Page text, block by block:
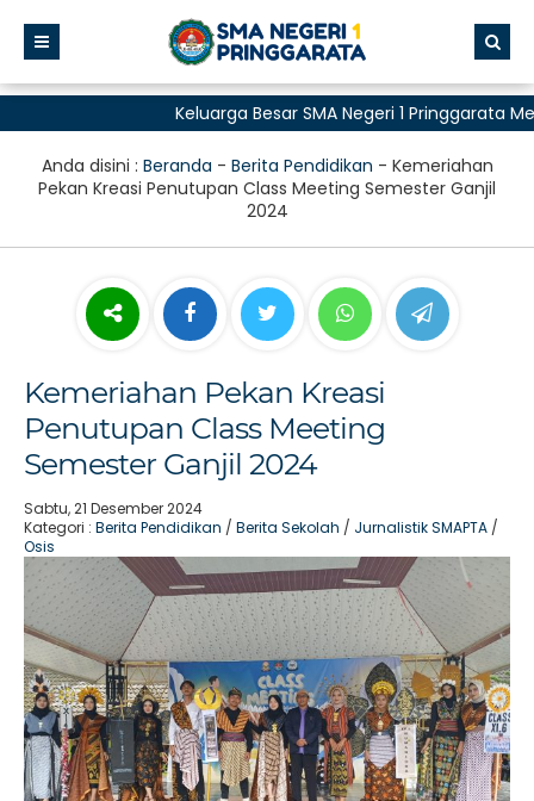
Keluarga Besar SMA Negeri 1 Pringgarata
Anda disini : Beranda - Berita Pendidikan - Kemeriahan
Pekan Kreasi Penutupan Class Meeting Semester Ganjil
2024
Kemeriahan Pekan Kreasi
Penutupan Class Meeting
Semester Ganjil 2024
Sabtu, 21 Desember 2024
Kategori : Berita Pendidikan / Berita Sekolah / Jurnalistik SMAPTA /
Osis